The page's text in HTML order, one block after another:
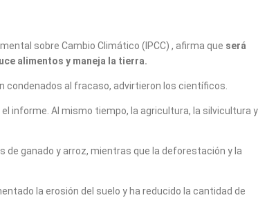
sobre Cambio Climático (IPCC) , afirma que será
alimentos y maneja la tierra.
condenados al fracaso, advirtieron los científicos.
informe. Al mismo tiempo, la agricultura, la silvicultura y
ganado y arroz, mientras que la deforestación y la
la erosión del suelo y ha reducido la cantidad de